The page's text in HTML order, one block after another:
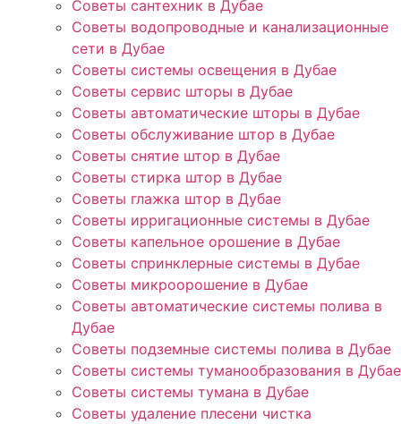
Советы сантехник в Дубае
Советы водопроводные и канализационные
сети в Дубае
Советы системы освещения в Дубае
Советы сервис шторы в Дубае
Советы автоматические шторы в Дубае
Советы обслуживание штор в Дубае
Советы снятие штор в Дубае
Советы стирка штор в Дубае
Советы глажка штор в Дубае
Советы ирригационные системы в Дубае
Советы капельное орошение в Дубае
Советы спринклерные системы в Дубае
Советы микроорошение в Дубае
Советы автоматические системы полива в
Дубае
Советы подземные системы полива в Дубае
Советы системы туманообразования в Дубае
Советы системы тумана в Дубае
Советы удаление плесени чистка